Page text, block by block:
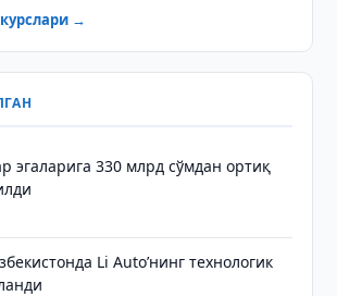
→
эгаларига 330 млрд сўмдан ортиқ
Li Auto’нинг технологик